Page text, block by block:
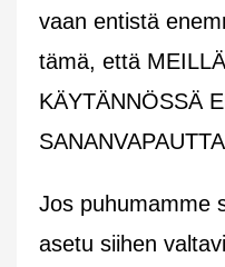
vaan entistä
tämä, että
KÄYTÄNNÖSSÄ
Jos puhumamme
asetu siihen